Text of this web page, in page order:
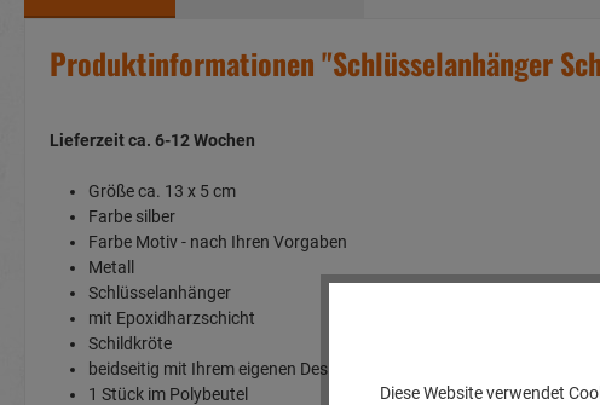
Produktinformationen "Schlüsselanhänger
Lieferzeit ca. 6-12 Wochen
Größe ca. 13 x 5 cm
Farbe silber
Farbe Motiv - nach Ihren Vorgaben
Metall
Schlüsselanhänger
mit Epoxidharzschicht
Schildkröte
beidseitig mit Ihrem eigenen Design bedruckbar
1 Stück im Polybeutel
Diese Website verwendet